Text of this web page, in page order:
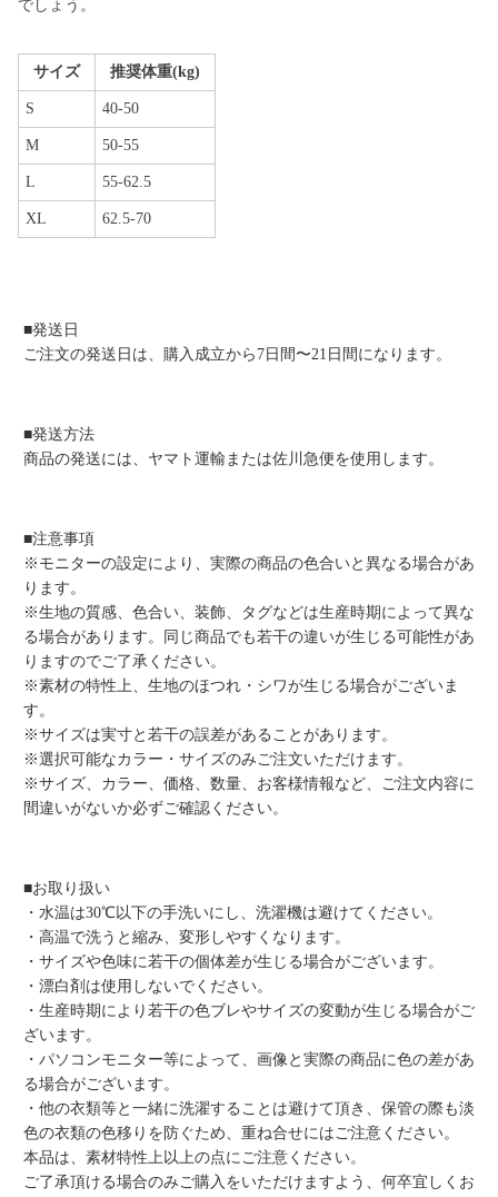
でしょう。
サイズ 推奨体重(kg)
S 40-50
M 50-55
L 55-62.5
XL 62.5-70
■発送日
ご注文の発送日は、購入成立から7日間〜21日間になります。
■発送方法
商品の発送には、ヤマト運輸または佐川急便を使用します。
■注意事項
※モニターの設定により、実際の商品の色合いと異なる場合があ
ります。
※生地の質感、色合い、装飾、タグなどは生産時期によって異な
る場合があります。同じ商品でも若干の違いが生じる可能性があ
りますのでご了承ください。
※素材の特性上、生地のほつれ・シワが生じる場合がございま
す。
※サイズは実寸と若干の誤差があることがあります。
※選択可能なカラー・サイズのみご注文いただけます。
※サイズ、カラー、価格、数量、お客様情報など、ご注文内容に
間違いがないか必ずご確認ください。
■お取り扱い
・水温は30℃以下の手洗いにし、洗濯機は避けてください。
・高温で洗うと縮み、変形しやすくなります。
・サイズや色味に若干の個体差が生じる場合がございます。
・漂白剤は使用しないでください。
・生産時期により若干の色ブレやサイズの変動が生じる場合がご
ざいます。
・パソコンモニター等によって、画像と実際の商品に色の差があ
る場合がございます。
・他の衣類等と一緒に洗濯することは避けて頂き、保管の際も淡
色の衣類の色移りを防ぐため、重ね合せにはご注意ください。
本品は、素材特性上以上の点にご注意ください。
ご了承頂ける場合のみご購入をいただけますよう、何卒宜しくお